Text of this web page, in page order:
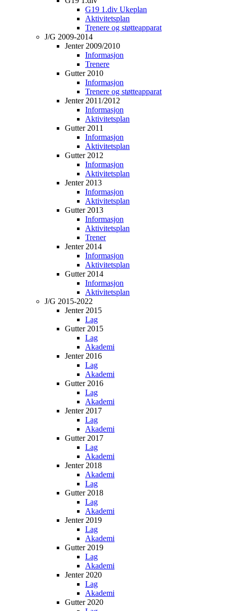
G19 1.div Ukeplan
Aktivitetsplan
Trenere og støtteapparat
J/G 2009-2014
Jenter 2009/2010
Informasjon
Trenere
Gutter 2010
Informasjon
Trenere og støtteapparat
Jenter 2011/2012
Informasjon
Aktivitetsplan
Gutter 2011
Informasjon
Aktivitetsplan
Gutter 2012
Informasjon
Aktivitetsplan
Jenter 2013
Informasjon
Aktivitetsplan
Gutter 2013
Informasjon
Aktivitetsplan
Trener
Jenter 2014
Informasjon
Aktivitetsplan
Gutter 2014
Informasjon
Aktivitetsplan
J/G 2015-2022
Jenter 2015
Lag
Gutter 2015
Lag
Akademi
Jenter 2016
Lag
Akademi
Gutter 2016
Lag
Akademi
Jenter 2017
Lag
Akademi
Gutter 2017
Lag
Akademi
Jenter 2018
Akademi
Lag
Gutter 2018
Lag
Akademi
Jenter 2019
Lag
Akademi
Gutter 2019
Lag
Akademi
Jenter 2020
Lag
Akademi
Gutter 2020